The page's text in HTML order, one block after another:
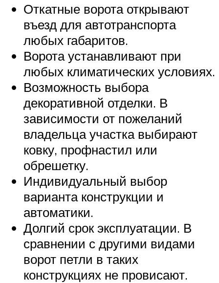
Откатные ворота открывают
въезд для автотранспорта
любых габаритов.
Ворота устанавливают при
любых климатических условиях.
Возможность выбора
декоративной отделки. В
зависимости от пожеланий
владельца участка выбирают
ковку, профнастил или
обрешетку.
Индивидуальный выбор
варианта конструкции и
автоматики.
Долгий срок эксплуатации. В
сравнении с другими видами
ворот петли в таких
конструкциях не провисают.